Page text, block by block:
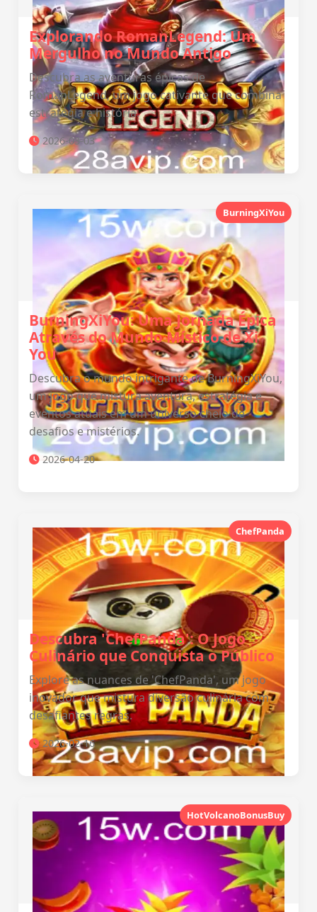
Explorando RomanLegend: Um
Mergulho no Mundo Antigo
Descubra as aventuras épicas de
RomanLegend, um jogo cativante que combina
estratégia e história.
2026-03-03
BurningXiYou
BurningXiYou: Uma Jornada Épica
Através do Mundo Místico de Xi
You
Descubra o mundo intrigante de BurningXiYou,
um jogo que mistura aventura, estratégia e
eventos atuais em um universo cheio de
desafios e mistérios.
2026-04-20
ChefPanda
Descubra 'ChefPanda': O Jogo
Culinário que Conquista o Público
Explore as nuances de 'ChefPanda', um jogo
inovador que mistura diversão culinária com
desafiantes regras.
2026-02-16
HotVolcanoBonusBuy